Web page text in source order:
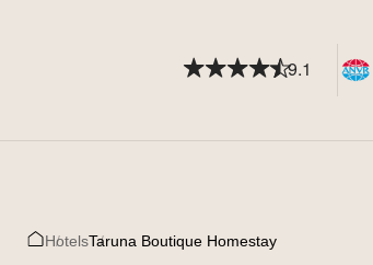
9.1
HotelsTaruna Boutique Homestay